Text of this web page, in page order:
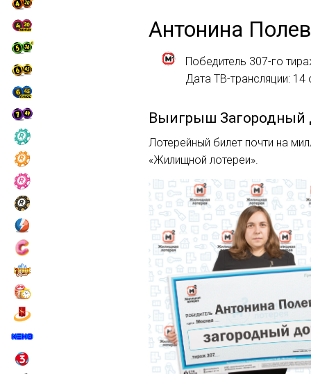
Антонина
Победитель 307-го
Дата ТВ-трансляции: 14
Выигрыш
Лотерейный билет почти на
«Жилищной лотереи».